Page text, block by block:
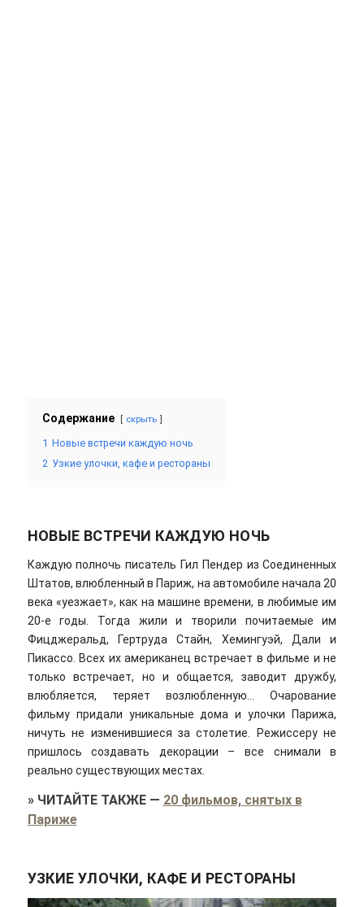
Содержание скрыть
1 Новые встречи каждую ночь
2 Узкие улочки, кафе и рестораны
НОВЫЕ ВСТРЕЧИ КАЖДУЮ НОЧЬ
Каждую полночь писатель Гил Пендер из Соединенных
Штатов, влюбленный в Париж, на автомобиле начала 20
века «уезжает», как на машине времени, в любимые им
20-е годы. Тогда жили и творили почитаемые им
Фицджеральд, Гертруда Стайн, Хемингуэй, Дали и
Пикассо. Всех их американец встречает в фильме и не
только встречает, но и общается, заводит дружбу,
влюбляется, теряет возлюбленную… Очарование
фильму придали уникальные дома и улочки Парижа,
ничуть не изменившиеся за столетие. Режиссеру не
пришлось создавать декорации – все снимали в
реально существующих местах.
» ЧИТАЙТЕ ТАКЖЕ— 20 фильмов, снятых в
Париже
УЗКИЕ УЛОЧКИ, КАФЕ И РЕСТОРАНЫ